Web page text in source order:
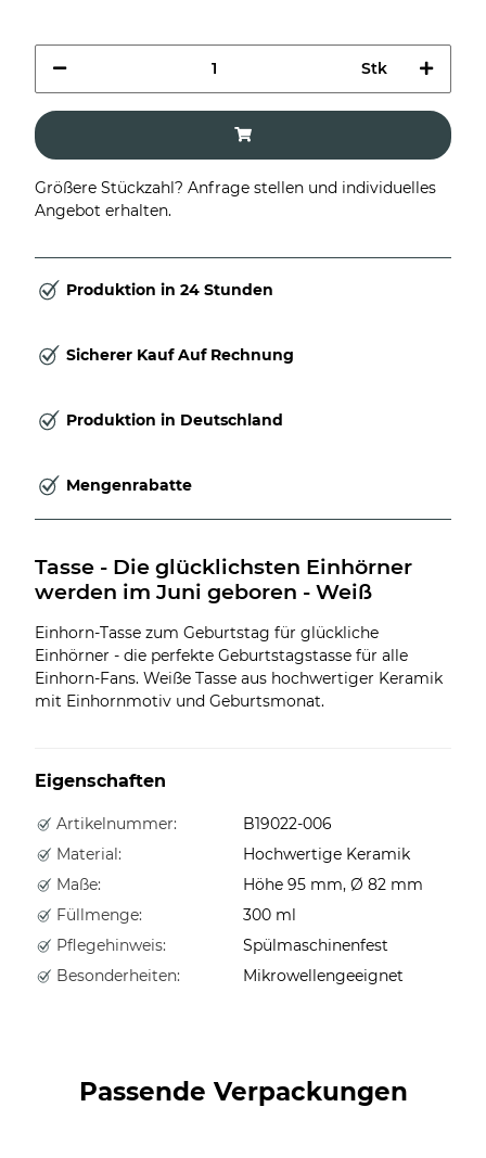
Stk
Größere Stückzahl? Anfrage stellen und individuelles
Angebot erhalten.
Produktion in 24 Stunden
Sicherer Kauf Auf Rechnung
Produktion in Deutschland
Mengenrabatte
Tasse - Die glücklichsten Einhörner
werden im Juni geboren - Weiß
Einhorn-Tasse zum Geburtstag für glückliche
Einhörner - die perfekte Geburtstagstasse für alle
Einhorn-Fans. Weiße Tasse aus hochwertiger Keramik
mit Einhornmotiv und Geburtsmonat.
Eigenschaften
Artikelnummer:
B19022-006
Material:
Hochwertige Keramik
Maße:
Höhe 95 mm, Ø 82 mm
Füllmenge:
300 ml
Pflegehinweis:
Spülmaschinenfest
Besonderheiten:
Mikrowellengeeignet
Passende Verpackungen